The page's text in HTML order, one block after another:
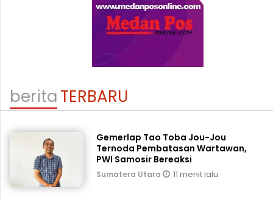
beritaTERBARU
Gemerlap Tao Toba Jou-Jou
Ternoda Pembatasan Wartawan,
PWI Samosir Bereaksi
Sumatera Utara 11 menit lalu